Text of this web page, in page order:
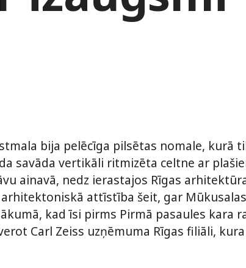
bija pelēcīga pilsētas nomale, kurā
savāda vertikāli ritmizēta celtne ar
ainavā, nedz ierastajos Rīgas
attīstība šeit, gar
kad īsi pirms Pirmā pasaules kara
Carl Zeiss uzņēmuma Rīgas filiāli,